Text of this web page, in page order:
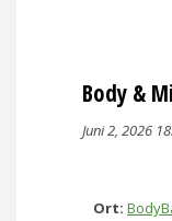
Body &
Juni 2, 2026
Ort: